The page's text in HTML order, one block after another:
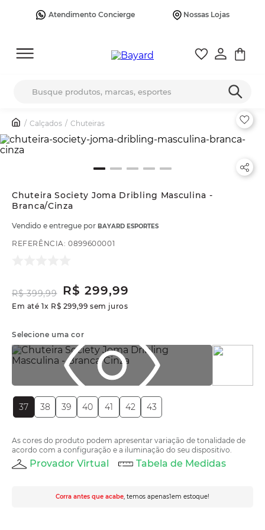
Atendimento Concierge Nossas Lojas
Calçados Chuteiras
Chuteira Society Joma Dribling Masculina -
Branca/Cinza
Vendido e entregue por BAYARD ESPORTES
REFERÊNCIA:0899600001
R$ 399,99 R$ 299,99
Em até1x R$ 299,99 sem juros
Selecione uma cor
37 38 39 40 41 42 43
As cores do produto podem apresentar variação de tonalidade de
acordo com a configuração e a iluminação do seu dispositivo.
Provador Virtual Tabela de Medidas
Corra antes que acabe , temos apenas1em estoque!